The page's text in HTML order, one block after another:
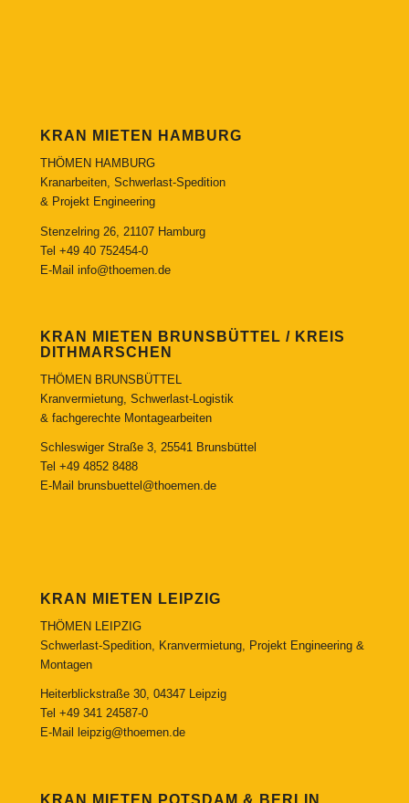
KRAN MIETEN HAMBURG
THÖMEN HAMBURG
Kranarbeiten, Schwerlast-Spedition
& Projekt Engineering
Stenzelring 26, 21107 Hamburg
Tel +49 40 752454-0
E-Mail info@thoemen.de
KRAN MIETEN BRUNSBÜTTEL / KREIS
DITHMARSCHEN
THÖMEN BRUNSBÜTTEL
Kranvermietung, Schwerlast-Logistik
& fachgerechte Montagearbeiten
Schleswiger Straße 3, 25541 Brunsbüttel
Tel +49 4852 8488
E-Mail
brunsbuettel@thoemen.de
KRAN MIETEN LEIPZIG
THÖMEN LEIPZIG
Schwerlast-Spedition, Kranvermietung, Projekt Engineering &
Montagen
Heiterblickstraße 30, 04347 Leipzig
Tel +49 341 24587-0
E-Mail
leipzig@thoemen.de
KRAN MIETEN POTSDAM & BERLIN